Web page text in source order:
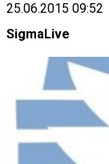
25.06.2015 09:52
SigmaLive